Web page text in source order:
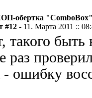
обертка
#12 - 11. Марта 2011 ::
такого
раз
ошибку